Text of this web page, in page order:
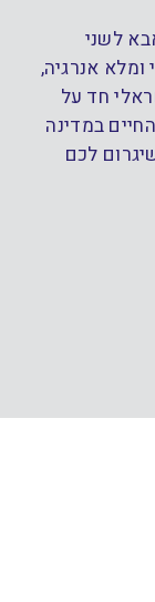
לשני
אנרגיה,
חד על
במדינה
לכם